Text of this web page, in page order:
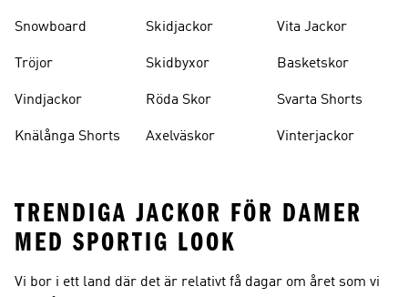
Snowboard
Tröjor
Vindjackor
Knälånga Shorts
Skidjackor
Skidbyxor
Röda Skor
Axelväskor
Vita Jackor
Basketskor
Svarta Shorts
Vinterjackor
TRENDIGA JACKOR FÖR DAMER
MED SPORTIG LOOK
Vi bor i ett land där det är relativt få dagar om året som vi